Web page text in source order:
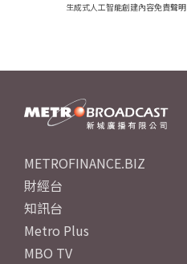
生成式人工智能創建內容免責聲明
METROFINANCE.BIZ
財經台
知訊台
Metro Plus
MBO TV